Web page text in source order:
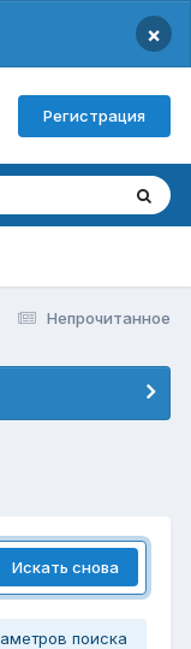
×
Регистрация
Непрочитанное
Искать снова
поиска